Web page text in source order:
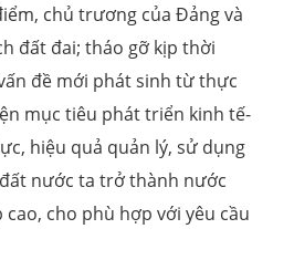
chủ trương của Đảng và
đất đai; tháo gỡ kịp thời
đề mới phát sinh từ thực
mục tiêu phát triển kinh tế-
hiệu quả quản lý, sử dụng
nước ta trở thành nước
cho phù hợp với yêu cầu